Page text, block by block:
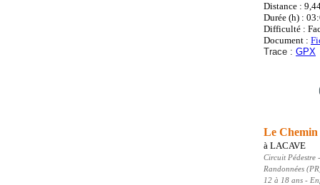
Distance :
Durée (h) :
Difficulté :
Document :
Trace : GPX
Le Chemin
à LACAVE
Circuit Pédestre
Randonnées
12 à 18 ans -